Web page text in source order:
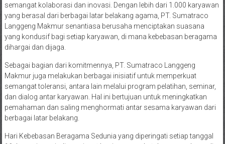
semangat kolaborasi dan inovasi. Dengan lebih dari 1.000 karyawan
yang berasal dari berbagai latar belakang agama, PT. Sumatraco
Langgeng Makmur senantiasa berusaha menciptakan suasana
yang kondusif bagi setiap karyawan, di mana kebebasan beragama
dihargai dan dijaga.
Sebagai bagian dari komitmennya, PT. Sumatraco Langgeng
Makmur juga melakukan berbagai inisiatif untuk memperkuat
semangat toleransi, antara lain melalui program pelatihan, seminar,
dan dialog antar karyawan. Hal ini bertujuan untuk meningkatkan
pemahaman dan saling menghormati antar sesama karyawan dari
berbagai latar belakang.
Hari Kebebasan Beragama Sedunia yang diperingati setiap tanggal